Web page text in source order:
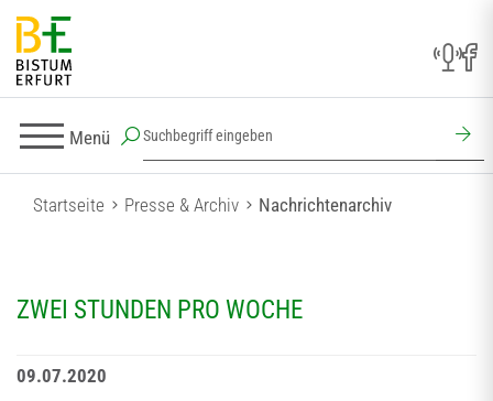
Menü
Startseite Presse & Archiv Nachrichtenarchiv
ZWEI STUNDEN PRO WOCHE
09.07.2020